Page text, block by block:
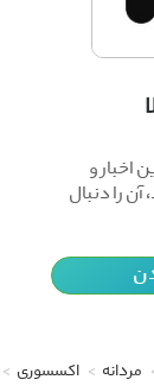
اخبار و
را دنبال
مردانه اکسسوری